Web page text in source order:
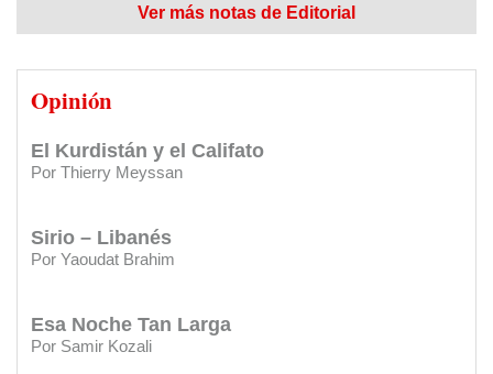
Ver más notas de Editorial
Opinión
Por Thierry Meyssan
El Kurdistán y el Califato
Por Thierry Meyssan
Sirio – Libanés
Por Yaoudat Brahim
Esa Noche Tan Larga
Por Samir Kozali
CARTAS DE LECTORES:
y al Club Sirio Libanés
CARTAS DE LECTORES:
CARTAS DE LECTORES:
gestión